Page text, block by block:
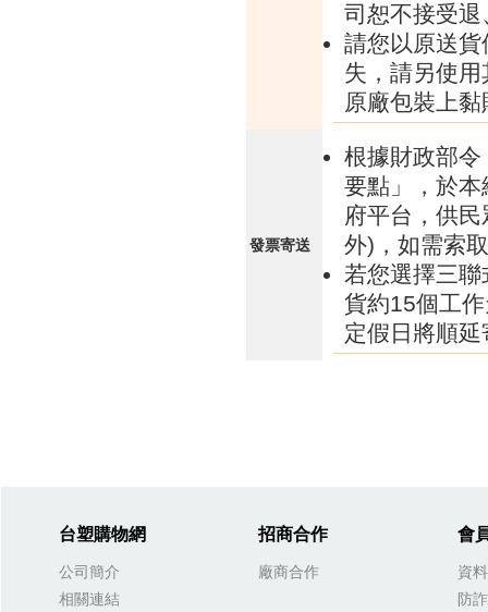
司恕不接受
請您以原送
失，請另使
原廠包裝上
發票寄送
根據財政部
要點」，於
府平台，供
外)，如需索
若您選擇三
貨約15個工
定假日將順延
台塑購物網
公司簡介
相關連結
招商合作
廠商合作
會
資
防